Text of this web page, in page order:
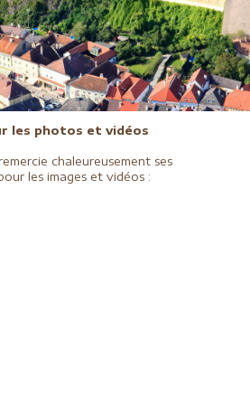
les photos et vidéos
chaleureusement ses
les images et vidéos :